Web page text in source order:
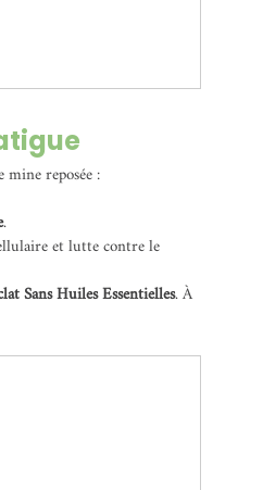
mine reposée :
.
et lutte contre le
Sans Huiles Essentielles. À